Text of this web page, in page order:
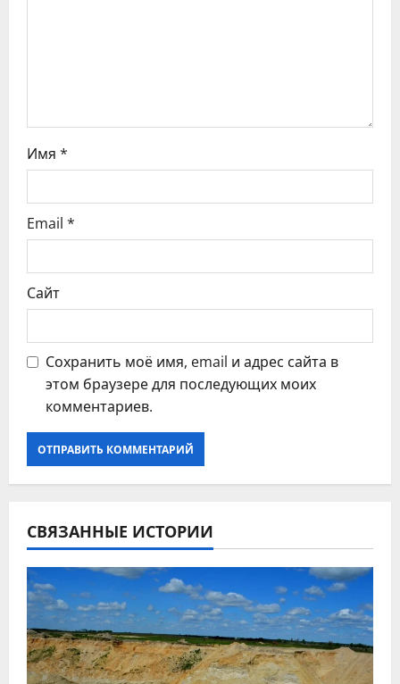
с
я
м
Имя *
Email *
Сайт
Сохранить моё имя, email и адрес сайта в
этом браузере для последующих моих
комментариев.
СВЯЗАННЫЕ ИСТОРИИ